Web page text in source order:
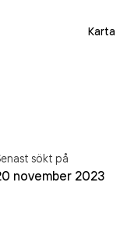
Karta
sökt på
november 2023